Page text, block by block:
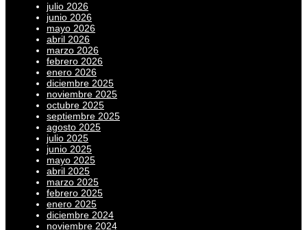
julio 2026
junio 2026
mayo 2026
abril 2026
marzo 2026
febrero 2026
enero 2026
diciembre 2025
noviembre 2025
octubre 2025
septiembre 2025
agosto 2025
julio 2025
junio 2025
mayo 2025
abril 2025
marzo 2025
febrero 2025
enero 2025
diciembre 2024
noviembre 2024